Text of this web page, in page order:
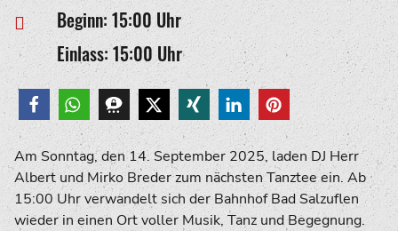
Beginn: 15:00 Uhr
Einlass: 15:00 Uhr
Am Sonntag, den 14. September 2025, laden DJ Herr
Albert und Mirko Breder zum nächsten Tanztee ein. Ab
15:00 Uhr verwandelt sich der Bahnhof Bad Salzuflen
wieder in einen Ort voller Musik, Tanz und Begegnung.